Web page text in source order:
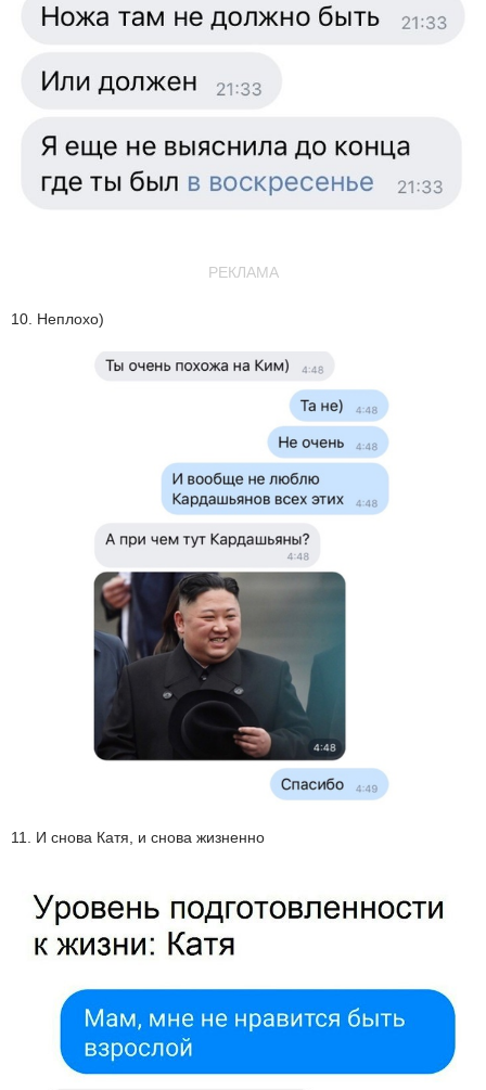
РЕКЛАМА
10. Неплохо)
11. И снова Катя, и снова жизненно